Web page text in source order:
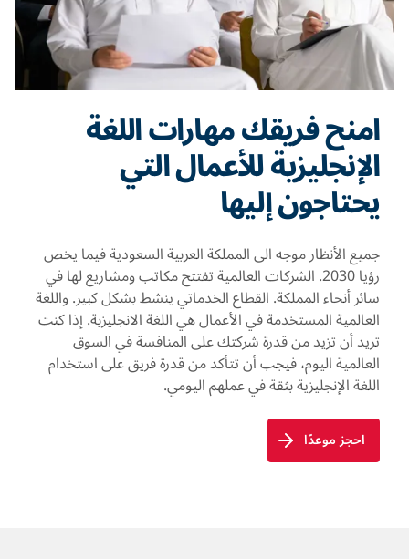
امنح فريقك مهارات اللغة
الإنجليزية للأعمال التي
يحتاجون إليها
جميع الأنظار موجه الى المملكة العربية السعودية فيما يخص
رؤيا 2030. الشركات العالمية تفتتح مكاتب ومشاريع لها في
سائر أنحاء المملكة. القطاع الخدماتي ينشط بشكل كبير. واللغة
العالمية المستخدمة في الأعمال هي اللغة الانجليزبة. إذا كنت
تريد أن تزيد من قدرة شركتك على المنافسة في السوق
العالمية اليوم، فيجب أن تتأكد من قدرة فريق على استخدام
اللغة الإنجليزية بثقة في عملهم اليومي.
احجز موعدًا